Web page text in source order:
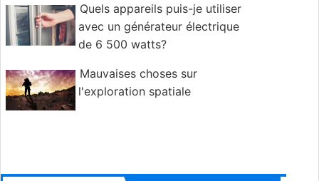
Quels appareils puis-je utiliser
avec un générateur électrique
de 6 500 watts?
Mauvaises choses sur
l'exploration spatiale